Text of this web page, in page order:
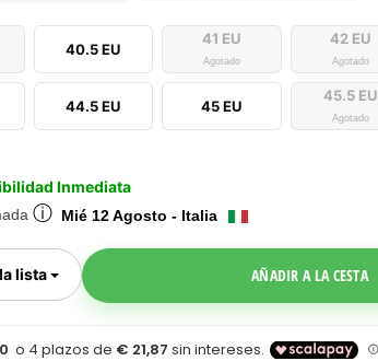
40.5 EU
41 EU
Agotado
42 EU
Agotado
44.5 EU 45 EU
45.5 EU
Agotado
Inmediata
ⓘ Mié 12 Agosto - Italia
lista Toggle Dropdown AÑADIR A LA CESTA